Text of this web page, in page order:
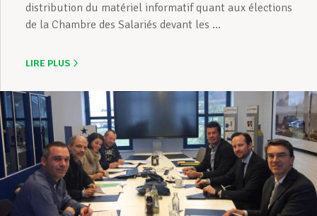
distribution du matériel informatif quant aux élections
de la Chambre des Salariés devant les ...
LIRE PLUS